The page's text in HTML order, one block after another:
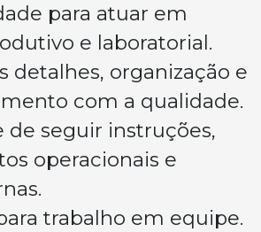
para atuar em
e laboratorial.
detalhes, organização e
com a qualidade.
de seguir instruções,
operacionais e
trabalho em equipe.